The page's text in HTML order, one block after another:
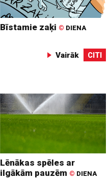
Bīstamie zaķi © DIENA
Vairāk CITI
Lēnākas spēles ar
ilgākām pauzēm © DIENA